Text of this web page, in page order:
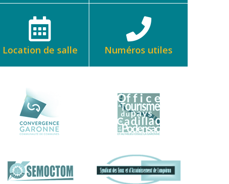
Location de salle Numéros utiles